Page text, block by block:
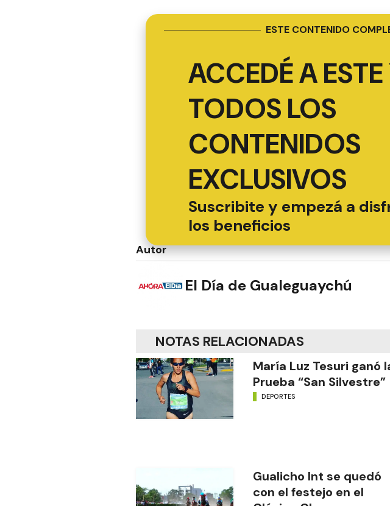
ESTE CONTENIDO
ACCEDÉ A
TODOS LOS
CONTENIDOS
EXCLUSIVOS
Suscribite y empezá a
los beneficios
Autor
El Día de Gualeguaychú
NOTAS RELACIONADAS
María Luz Tesuri ganó
Prueba “San Silvestre”
DEPORTES
Gualicho Int se quedó
con el festejo en el